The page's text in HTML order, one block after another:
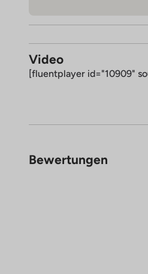
Video
[fluentplayer id="10909"
Bewertungen